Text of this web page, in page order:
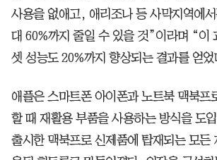
사용을 없애고, 애리조나 등 사막지역에
대 60%까지 줄일 수 있을 것”이라며 “이
셋 성능도 20%까지 향상되는 결과를 얻
애플은 스마트폰 아이폰과 노트북 맥북프
할 때 재활용 부품을 사용하는 방식을 도
출시한 맥북프로 신제품에 탑재되는 모든